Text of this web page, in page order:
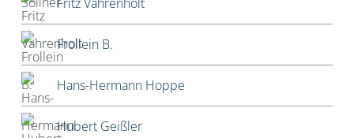
Frollein B.
Hans-Hermann Hoppe
Hubert Geißler